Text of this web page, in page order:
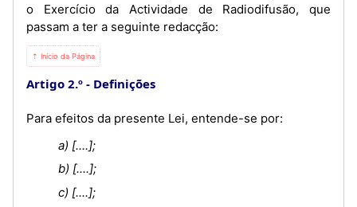
o Exercício da Actividade de Radiodifusão, que
passam a ter a seguinte redacção:
⇡ Início da Página
Artigo 2.º Definições
Para efeitos da presente Lei, entende-se por:
a) [....];
b) [....];
c) [....];